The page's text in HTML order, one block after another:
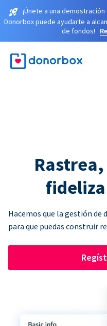
¡Únete a una
Donorbox puede ayudarte a
de fondos!
Hacemos que la gestión de
para que puedas construir